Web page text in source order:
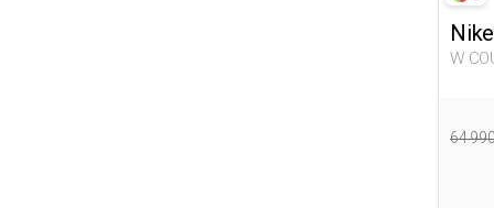
Nike
W COURT VISION LO NN WHITE
64